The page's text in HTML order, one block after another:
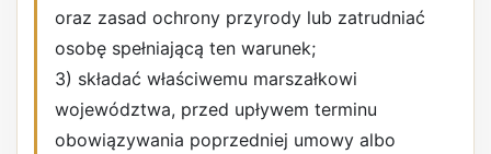
oraz zasad ochrony przyrody lub zatrudniać
osobę spełniającą ten warunek;
3) składać właściwemu marszałkowi
województwa, przed upływem terminu
obowiązywania poprzedniej umowy albo